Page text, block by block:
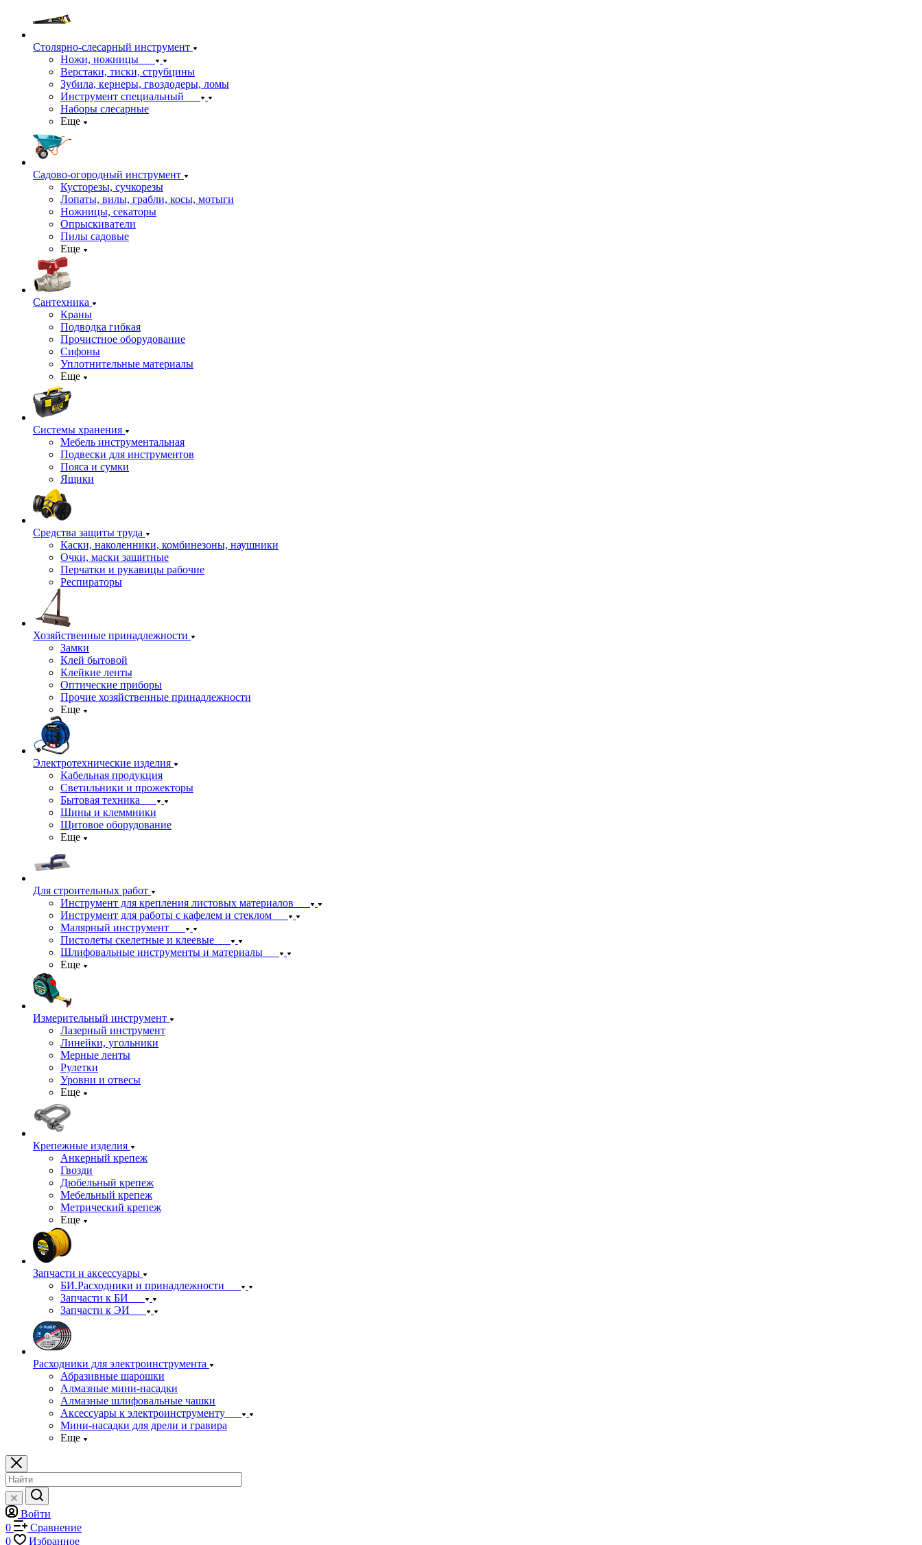
Столярно-слесарный инструмент
Ножи, ножницы
Верстаки, тиски, струбцины
Зубила, кернеры, гвоздодеры, ломы
Инструмент специальный
Наборы слесарные
Еще
Садово-огородный инструмент
Кусторезы, сучкорезы
Лопаты, вилы, грабли, косы, мотыги
Ножницы, секаторы
Опрыскиватели
Пилы садовые
Еще
Сантехника
Краны
Подводка гибкая
Прочистное оборудование
Сифоны
Уплотнительные материалы
Еще
Системы хранения
Мебель инструментальная
Подвески для инструментов
Пояса и сумки
Ящики
Средства защиты труда
Каски, наколенники, комбинезоны, наушники
Очки, маски защитные
Перчатки и рукавицы рабочие
Респираторы
Хозяйственные принадлежности
Замки
Клей бытовой
Клейкие ленты
Оптические приборы
Прочие хозяйственные принадлежности
Еще
Электротехнические изделия
Кабельная продукция
Светильники и прожекторы
Бытовая техника
Шины и клеммники
Щитовое оборудование
Еще
Для строительных работ
Инструмент для крепления листовых материалов
Инструмент для работы с кафелем и стеклом
Малярный инструмент
Пистолеты скелетные и клеевые
Шлифовальные инструменты и материалы
Еще
Измерительный инструмент
Лазерный инструмент
Линейки, угольники
Мерные ленты
Рулетки
Уровни и отвесы
Еще
Крепежные изделия
Анкерный крепеж
Гвозди
Дюбельный крепеж
Мебельный крепеж
Метрический крепеж
Еще
Запчасти и аксессуары
БИ.Расходники и принадлежности
Запчасти к БИ
Запчасти к ЭИ
Расходники для электроинструмента
Абразивные шарошки
Алмазные мини-насадки
Алмазные шлифовальные чашки
Аксессуары к электроинструменту
Мини-насадки для дрели и гравира
Еще
Войти
0
Сравнение
0
Избранное